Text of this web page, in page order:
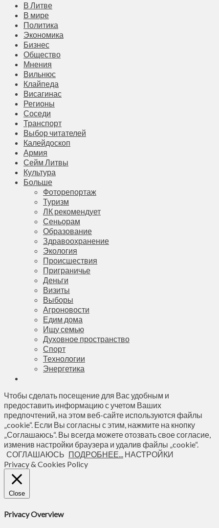
В Литве
В мире
Политика
Экономика
Бизнес
Общество
Мнения
Вильнюс
Клайпеда
Висагинас
Регионы
Соседи
Транспорт
Выбор читателей
Калейдоскоп
Армия
Сейм Литвы
Культура
Больше
Фоторепортаж
Туризм
ЛК рекомендует
Сеньорам
Образование
Здравоохранение
Экология
Происшествия
Приграничье
Деньги
Визиты
Выборы
Агроновости
Едим дома
Ищу семью
Духовное пространство
Спорт
Технологии
Энергетика
Чтобы сделать посещение для Вас удобным и
предоставить информацию с учетом Ваших
предпочтений, на этом веб-сайте используются файлы
„cookie“. Если Вы согласны с этим, нажмите на кнопку
„Соглашаюсь“. Вы всегда можете отозвать свое согласие,
изменив настройки браузера и удалив файлы „cookie“.
СОГЛАШАЮСЬ ПОДРОБНЕЕ... НАСТРОЙКИ
Privacy & Cookies Policy
Close
Privacy Overview